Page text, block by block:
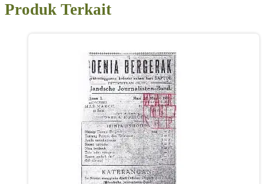
Produk Terkait